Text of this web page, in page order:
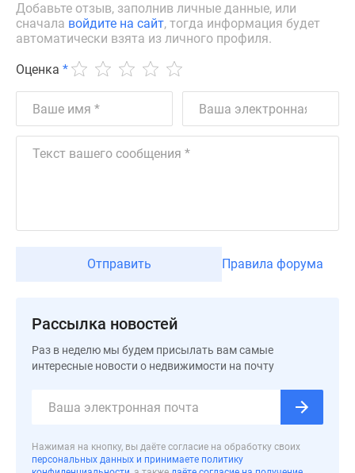
Новостройки
бизнес-
Рассрочка
Траншевая
ипотека
Дома
поселки
коттеджные
Добавьте отзыв, заполнив личные данные, или
сначала войдите на сайт, тогда информация будет
автоматически взята из личного профиля.
Оценка *
Отправить Правила форума
Рассылка новостей
Раз в неделю мы будем присылать вам самые
интересные новости о недвижимости на почту
Нажимая на кнопку, вы даёте согласие на обработку своих
персональных данных и принимаете политику